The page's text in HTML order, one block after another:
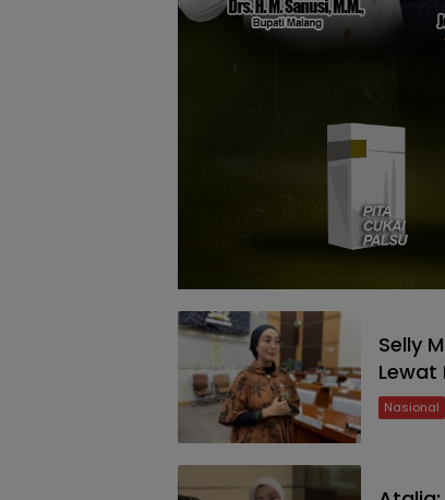
Selly
Lewat
Nasional